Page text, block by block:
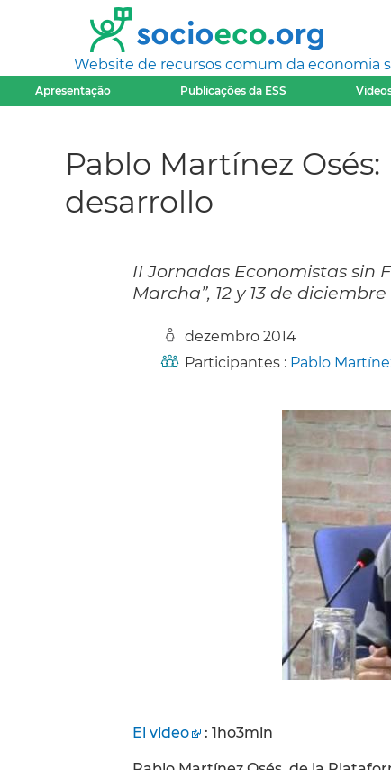
Website de recursos comum da economia
Apresentação Publicações da ESS
Pablo Martínez
desarrollo
II Jornadas Economistas sin
Marcha”, 12 y 13 de
dezembro 2014
Participantes : Pablo
El video : 1ho3min